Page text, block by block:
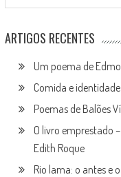
ARTIGOS RECENTES
Um poema de
Comida e
Poemas de Balões
O livro emprestado
Edith Roque
Rio lama: o antes e